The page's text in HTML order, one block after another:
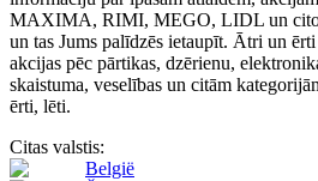
MAXIMA, RIMI, MEGO, LIDL un
un tas Jums palīdzēs ietaupīt. Ātri un
akcijas pēc pārtikas, dzērienu,
skaistuma, veselības un citām
ērti, lēti.
Citas valstis:
België